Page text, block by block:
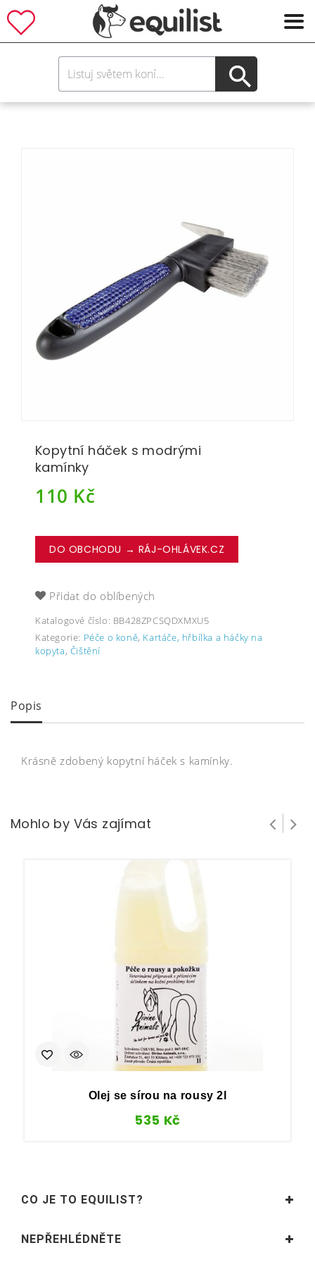
Kopytní háček s modrými
kamínky
110 Kč
DO OBCHODU → RÁJ-OHLÁVEK.CZ
Přidat do oblíbených
Katalogové číslo: BB428ZPCSQDXMXU5
Kategorie: Péče o koně, Kartáče, hřbílka a háčky na
kopyta, Čištění
Popis
Krásně zdobený kopytní háček s kamínky.
Mohlo by Vás zajímat
Olej se sírou na rousy 2l
535 Kč
CO JE TO EQUILIST?
NEPŘEHLÉDNĚTE